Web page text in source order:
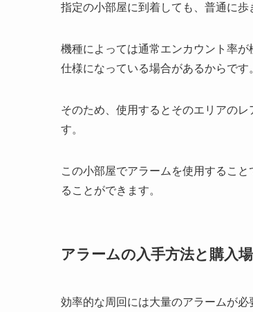
指定の小部屋に到着しても、普通に歩
機種によっては通常エンカウント率
仕様になっている場合があるからです
そのため、使用するとそのエリアの
す。
この小部屋でアラームを使用するこ
ることができます。
アラームの入手方法と購入
効率的な周回には大量のアラームが必